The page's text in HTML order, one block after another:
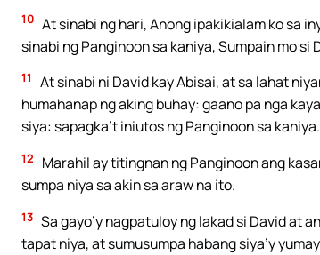
10 At sinabi ng hari, Anong ipakikialam ko sa
sinabi ng Panginoon sa kaniya, Sumpain mo
11
At sinabi ni David kay Abisai, at sa lahat
humahanap ng aking buhay: gaano pa nga
siya: sapagka’t iniutos ng Panginoon sa kaniya.
12
Marahil ay titingnan ng Panginoon ang
sumpa niya sa akin sa araw na ito.
13 Sa gayo’y nagpatuloy ng lakad si David at
tapat niya, at sumusumpa habang siya’y